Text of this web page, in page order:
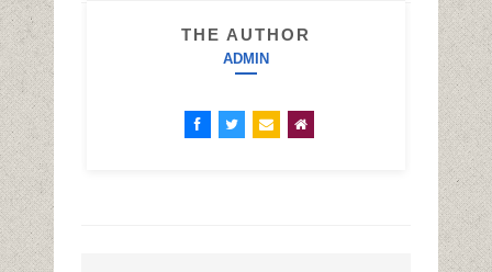
THE AUTHOR
ADMIN